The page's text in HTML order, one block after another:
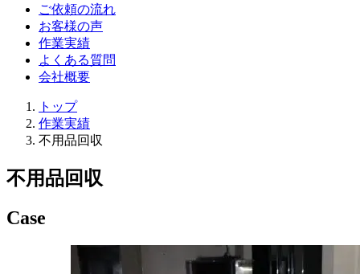
ご依頼の流れ
お客様の声
作業実績
よくある質問
会社概要
トップ
作業実績
不用品回収
不用品回収
Case